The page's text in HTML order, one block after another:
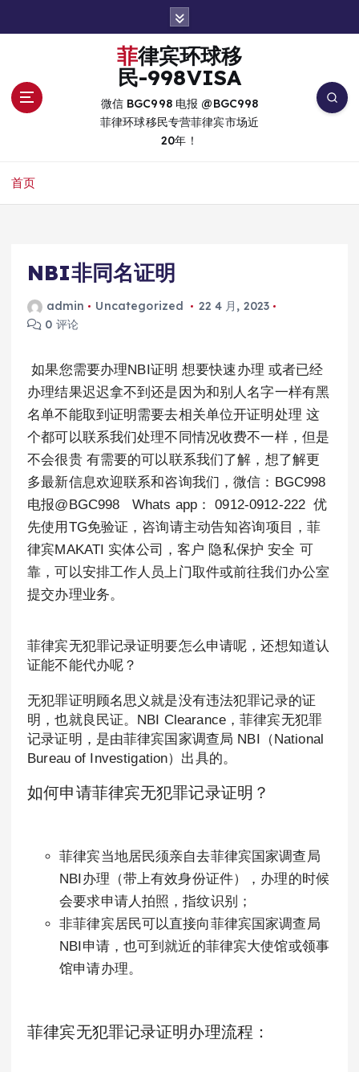
菲律宾环球移
民-998VISA
微信 BGC998 电报 @BGC998
菲律环球移民专营菲律宾市场近
20年！
首页
NBI非同名证明
admin Uncategorized
22 4 月, 2023
0 评论
如果您需要办理NBI证明 想要快速办理 或者已经
办理结果迟迟拿不到还是因为和别人名字一样有黑
名单不能取到证明需要去相关单位开证明处理 这
个都可以联系我们处理不同情况收费不一样，但是
不会很贵 有需要的可以联系我们了解，想了解更
多最新信息欢迎联系和咨询我们，微信：BGC998
电报@BGC998 Whats app： 0912-0912-222 优
先使用TG免验证，咨询请主动告知咨询项目，菲
律宾MAKATI 实体公司，客户 隐私保护 安全 可
靠，可以安排工作人员上门取件或前往我们办公室
提交办理业务。
菲律宾无犯罪记录证明要怎么申请呢，还想知道认
证能不能代办呢？
无犯罪证明顾名思义就是没有违法犯罪记录的证
明，也就良民证。NBI Clearance，菲律宾无犯罪
记录证明，是由菲律宾国家调查局 NBI（National
Bureau of Investigation）出具的。
如何申请菲律宾无犯罪记录证明？
菲律宾当地居民须亲自去菲律宾国家调查局
NBI办理（带上有效身份证件），办理的时候
会要求申请人拍照，指纹识别；
非菲律宾居民可以直接向菲律宾国家调查局
NBI申请，也可到就近的菲律宾大使馆或领事
馆申请办理。
菲律宾无犯罪记录证明办理流程：